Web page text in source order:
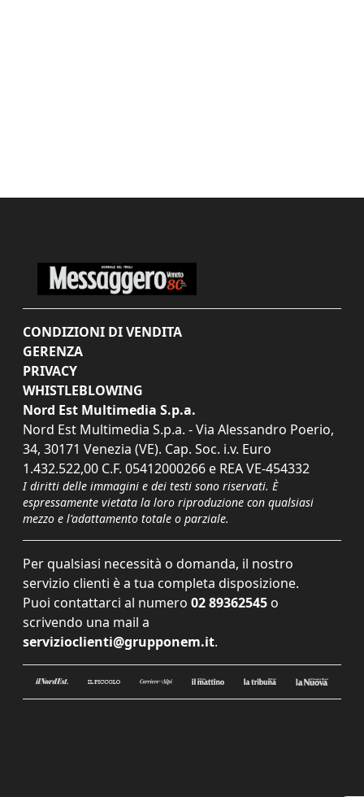
CONDIZIONI DI VENDITA
GERENZA
PRIVACY
WHISTLEBLOWING
Nord Est Multimedia S.p.a.
Nord Est Multimedia S.p.a. - Via Alessandro Poerio,
34, 30171 Venezia (VE). Cap. Soc. i.v. Euro
1.432.522,00 C.F. 05412000266 e REA VE-454332
I diritti delle immagini e dei testi sono riservati. È
espressamente vietata la loro riproduzione con qualsiasi
mezzo e l'adattamento totale o parziale.
Per qualsiasi necessità o domanda, il nostro
servizio clienti è a tua completa disposizione.
Puoi contattarci al numero 02 89362545 o
scrivendo una mail a
servizioclienti@grupponem.it.